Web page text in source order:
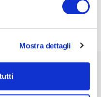
Mostra dettagli
di 0-10x / Innovation